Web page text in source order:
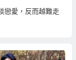
戀愛，反而越難走